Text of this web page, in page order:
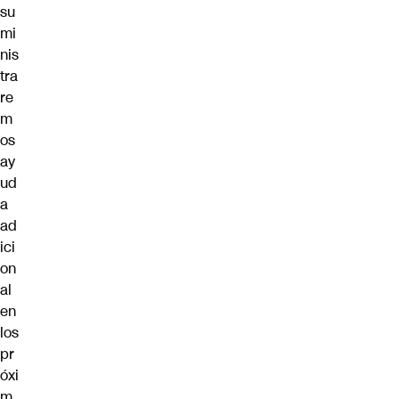
su
mi
nis
tra
re
m
os
ay
ud
a
ad
ici
on
al
en
los
pr
óxi